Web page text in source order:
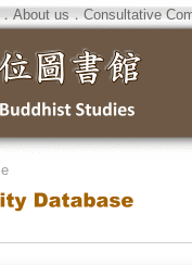
About us．Consultative